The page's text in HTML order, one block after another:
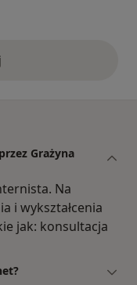
Grażyna
Na
i wykształcenia
jak: konsultacja